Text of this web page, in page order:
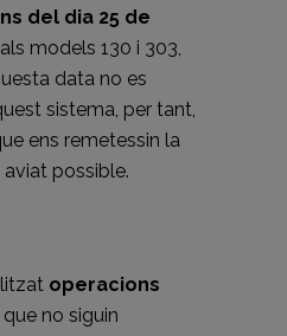
del dia 25 de
models 130 i 303,
data no es
sistema, per tant,
ens remetessin la
possible.
operacions
que no siguin